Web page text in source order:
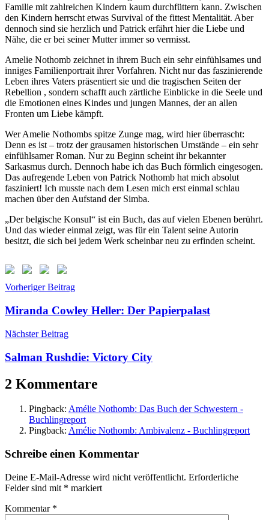
Familie mit zahlreichen Kindern kaum durchfüttern kann. Zwischen
den Kindern herrscht etwas Survival of the fittest Mentalität. Aber
dennoch sind sie herzlich und Patrick erfährt hier die Liebe und
Nähe, die er bei seiner Mutter immer so vermisst.
Amelie Nothomb zeichnet in ihrem Buch ein sehr einfühlsames und
inniges Familienportrait ihrer Vorfahren. Nicht nur das faszinierende
Leben ihres Vaters präsentiert sie und die tragischen Seiten der
Rebellion , sondern schafft auch zärtliche Einblicke in die Seele und
die Emotionen eines Kindes und jungen Mannes, der an allen
Fronten um Liebe kämpft.
Wer Amelie Nothombs spitze Zunge mag, wird hier überrascht:
Denn es ist – trotz der grausamen historischen Umstände – ein sehr
einfühlsamer Roman. Nur zu Beginn scheint ihr bekannter
Sarkasmus durch. Dennoch habe ich das Buch förmlich eingesogen.
Das aufregende Leben von Patrick Nothomb hat mich absolut
fasziniert! Ich musste nach dem Lesen mich erst einmal schlau
machen über den Aufstand der Simba.
„Der belgische Konsul“ ist ein Buch, das auf vielen Ebenen berührt.
Und das wieder einmal zeigt, was für ein Talent seine Autorin
besitzt, die sich bei jedem Werk scheinbar neu zu erfinden scheint.
Schlagwörter:
Nothomb,
belgische
Konsul,
Diogenes
Verlag,
Nothomb,
Beitragsnavigation
Vorheriger Beitrag
Miranda Cowley Heller: Der Papierpalast
Nächster Beitrag
Salman Rushdie: Victory City
2 Kommentare
Pingback: Amélie Nothomb: Das Buch der Schwestern -
Buchlingreport
Pingback: Amélie Nothomb: Ambivalenz - Buchlingreport
Schreibe einen Kommentar
Deine E-Mail-Adresse wird nicht veröffentlicht. Erforderliche
Felder sind mit * markiert
Kommentar *